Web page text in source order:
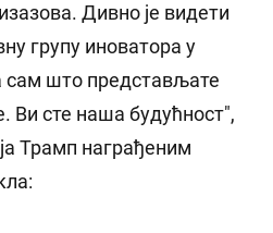
Дивно је видети
групу иноватора у
сам што представљате
Ви сте наша будућност",
Трамп награђеним